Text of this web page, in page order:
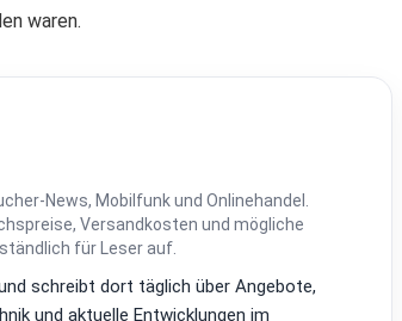
waren.
News, Mobilfunk und Onlinehandel.
Versandkosten und mögliche
für Leser auf.
schreibt dort täglich über Angebote,
und aktuelle Entwicklungen im